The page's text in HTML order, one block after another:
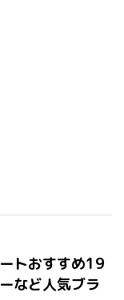
トおすすめ19
など人気ブラ